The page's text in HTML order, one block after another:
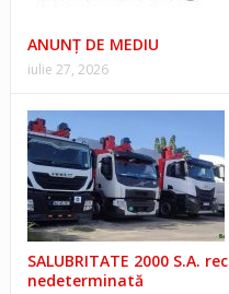
ANUNŢ DE MEDIU
iulie 27, 2026
SALUBRITATE 2000 S.A.
nedeterminată